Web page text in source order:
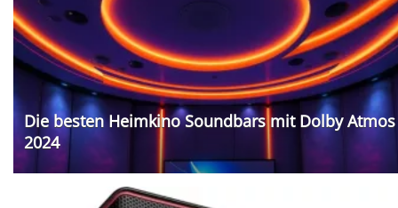
Die besten Heimkino Soundbars mit Dolby Atmos
2024